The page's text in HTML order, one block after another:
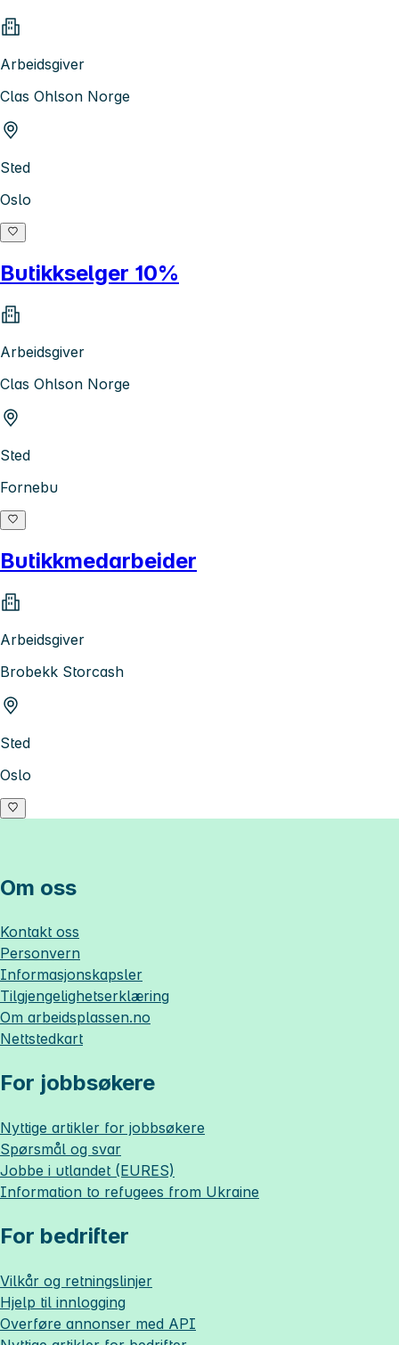
Arbeidsgiver
Clas Ohlson Norge
Sted
Oslo
Butikkselger 10%
Arbeidsgiver
Clas Ohlson Norge
Sted
Fornebu
Butikkmedarbeider
Arbeidsgiver
Brobekk Storcash
Sted
Oslo
Om oss
Kontakt oss
Personvern
Informasjonskapsler
Tilgjengelighetserklæring
Om arbeidsplassen.no
Nettstedkart
For jobbsøkere
Nyttige artikler for jobbsøkere
Spørsmål og svar
Jobbe i utlandet (EURES)
Information to refugees from Ukraine
For bedrifter
Vilkår og retningslinjer
Hjelp til innlogging
Overføre annonser med API